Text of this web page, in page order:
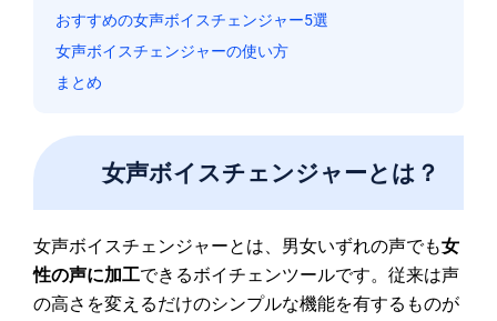
おすすめの女声ボイスチェンジャー5選
女声ボイスチェンジャーの使い方
まとめ
女声ボイスチェンジャーとは？
女声ボイスチェンジャーとは、男女いずれの声でも女
性の声に加工できるボイチェンツールです。従来は声
の高さを変えるだけのシンプルな機能を有するものが